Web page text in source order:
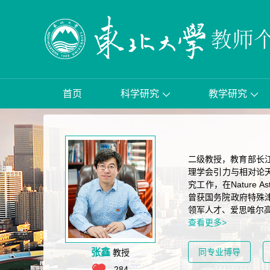
首页 科学研究 教学研究
张鑫 教授
二级教授，教育部长
理学会引力与相对论
究工作，在Nature
曾获国务院政府特殊
领军人才、爱思唯尔
查看更多>
同专业博导